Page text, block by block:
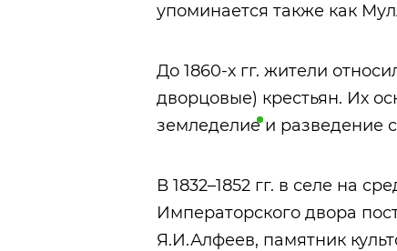
упоминается также как
До 1860-х гг. жители
дворцовые) крестьян. Их
земледелиеи разведение
В 1832–1852 гг. в селе на
Императорского двора
Я.И.Алфеев, памятник